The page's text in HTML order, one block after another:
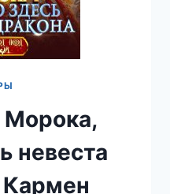
Морока,
невеста